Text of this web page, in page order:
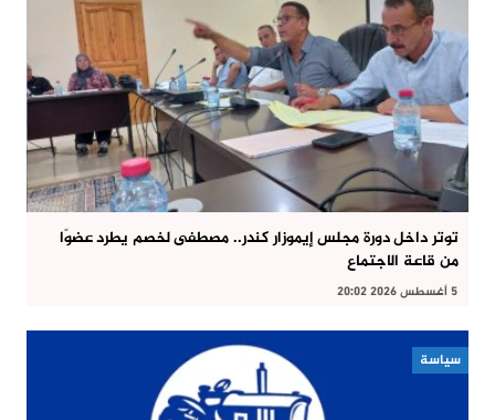
توتر داخل دورة مجلس إيموزار كندر.. مصطفى لخصم يطرد عضوًا
من قاعة الاجتماع
5 أغسطس 2026 20:02
سياسة